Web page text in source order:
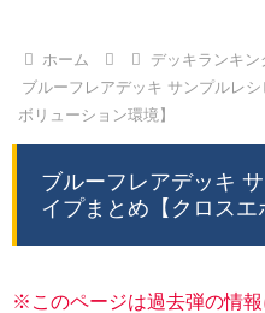
ホーム デッキランキン
ブルーフレアデッキ サンプルレ
ボリューション環境】
ブルーフレアデッキ
イプまとめ【クロスエ
※このページは過去弾の情